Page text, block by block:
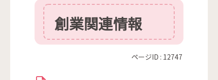
創業関連情報
ページID : 12747